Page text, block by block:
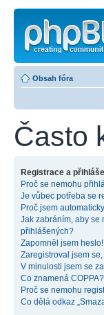
Obsah fóra
Často
Registrace a
Proč se nemohu
Je vůbec potřeba se
Proč jsem
Jak zabráním, aby se
přihlášených?
Zapomněl jsem heslo!
Zaregistroval jsem
V minulosti jsem se
Co znamená COPPA?
Proč se nemohu
Co dělá odkaz